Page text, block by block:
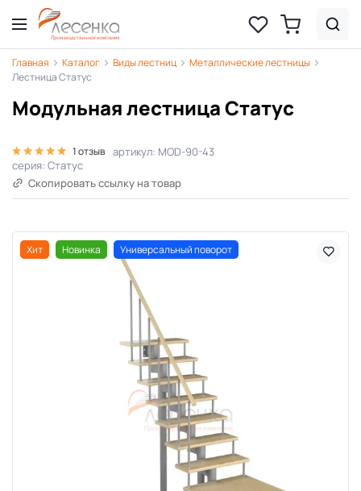
Главная Каталог Виды лестниц
Металлические лестницы
Лестница Статус
Модульная лестница Статус
1 отзыв артикул: MOD-90-43
серия: Статус
Скопировать ссылку на товар
Хит Новинка Универсальный поворот